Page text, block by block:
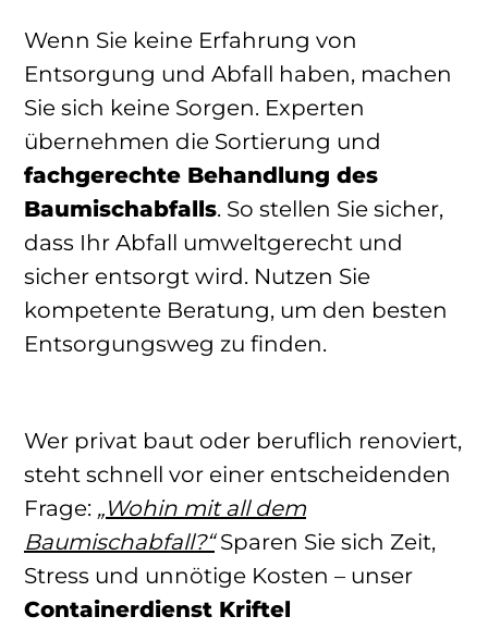
Wenn Sie keine Erfahrung von
Entsorgung und Abfall haben, machen
Sie sich keine Sorgen. Experten
übernehmen die Sortierung und
fachgerechte Behandlung des
Baumischabfalls. So stellen Sie sicher,
dass Ihr Abfall umweltgerecht und
sicher entsorgt wird. Nutzen Sie
kompetente Beratung, um den besten
Entsorgungsweg zu finden.
Wer privat baut oder beruflich renoviert,
steht schnell vor einer entscheidenden
Frage: „Wohin mit all dem
Baumischabfall?“Sparen Sie sich Zeit,
Stress und unnötige Kosten – unser
Containerdienst Kriftel